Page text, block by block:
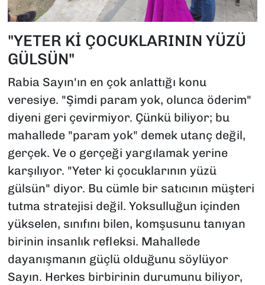
"YETER Kİ ÇOCUKLARININ YÜZÜ
GÜLSÜN"
Rabia Sayın'ın en çok anlattığı konu
veresiye. "Şimdi param yok, olunca öderim"
diyeni geri çevirmiyor. Çünkü biliyor; bu
mahallede "param yok" demek utanç değil,
gerçek. Ve o gerçeği yargılamak yerine
karşılıyor. "Yeter ki çocuklarının yüzü
gülsün" diyor. Bu cümle bir satıcının müşteri
tutma stratejisi değil. Yoksulluğun içinden
yükselen, sınıfını bilen, komşusunu tanıyan
birinin insanlık refleksi. Mahallede
dayanışmanın güçlü olduğunu söylüyor
Sayın. Herkes birbirinin durumunu biliyor,